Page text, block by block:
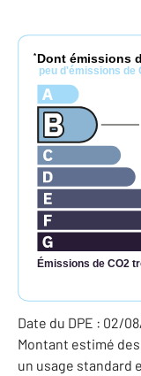
* Dont émissions
peu d'émissions de
Émissions de CO2
Date du DPE : 02/
Montant estimé
un usage standard